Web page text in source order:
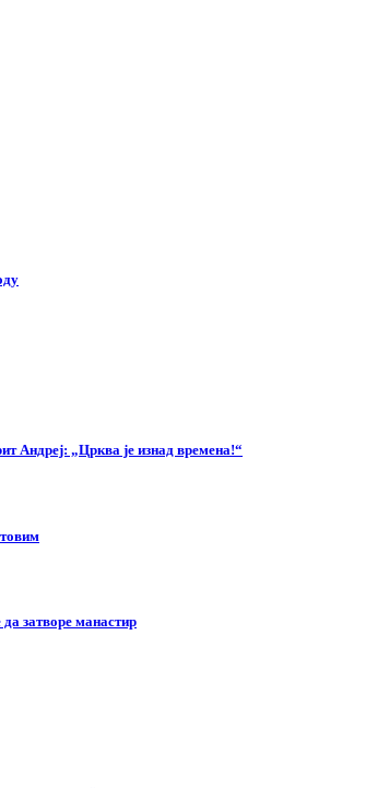
Андреј: „Црква је изнад времена!“
затворе манастир